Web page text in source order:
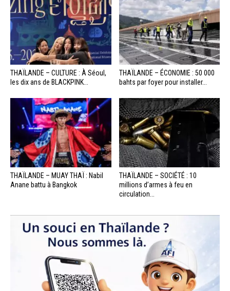
THAÏLANDE – CULTURE : À Séoul,
les dix ans de BLACKPINK...
THAÏLANDE – ÉCONOMIE : 50 000
bahts par foyer pour installer...
THAÏLANDE – MUAY THAÏ : Nabil
Anane battu à Bangkok
THAÏLANDE – SOCIÉTÉ : 10
millions d’armes à feu en
circulation...